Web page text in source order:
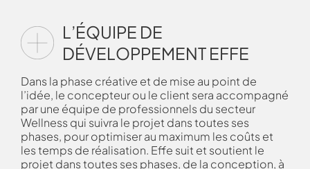
L’ÉQUIPE DE
DÉVELOPPEMENT EFFE
Dans la phase créative et de mise au point de
l’idée, le concepteur ou le client sera accompagné
par une équipe de professionnels du secteur
Wellness qui suivra le projet dans toutes ses
phases, pour optimiser au maximum les coûts et
les temps de réalisation. Effe suit et soutient le
projet dans toutes ses phases, de la conception, à